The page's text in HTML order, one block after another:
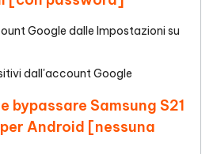
Google dalle Impostazioni su
dall'account Google
bypassare Samsung S21
per Android [nessuna